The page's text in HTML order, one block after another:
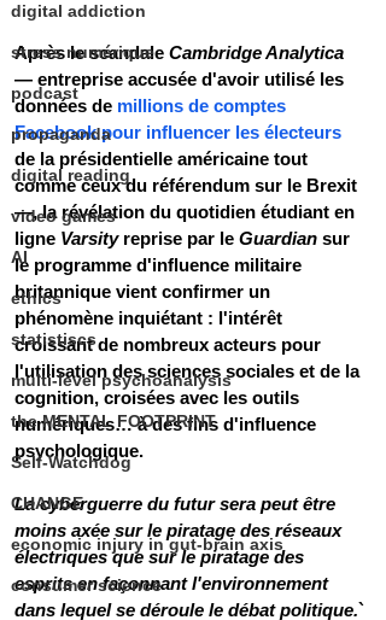
digital addiction
stress numérique
podcast
propaganda
digital reading
video games
AI
ethics
statistiscs
multi-level psychoanalysis
the MENTAL FOOTPRINT
Self-Watchdog
CHANGE
economic injury in gut-brain axis
consumer science
Après le scandale Cambridge Analytica
— entreprise accusée d'avoir utilisé les
données de millions de comptes
Facebook pour influencer les électeurs
de la présidentielle américaine tout
comme ceux du référendum sur le Brexit
—, la révélation du quotidien étudiant en
ligne Varsity reprise par le Guardian sur
le programme d'influence militaire
britannique vient confirmer un
phénomène inquiétant : l'intérêt
croissant de nombreux acteurs pour
l'utilisation des sciences sociales et de la
cognition, croisées avec les outils
numériques… à des fins d'influence
psychologique.
La cyberguerre du futur sera peut être
moins axée sur le piratage des réseaux
électriques que sur le piratage des
esprits en façonnant l'environnement
dans lequel se déroule le débat politique.`